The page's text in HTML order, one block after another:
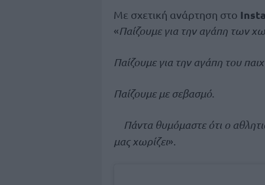
Με σχετική ανάρτηση στο
«Παίζουμε για την αγάπη των
Παίζουμε για την αγάπη του
Παίζουμε με σεβασμό.
Πάντα θυμόμαστε ότι ο
μας χωρίζει».